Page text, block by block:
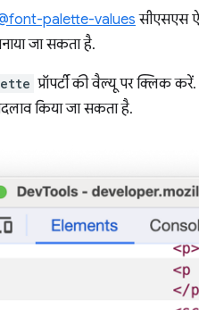
palette-values सीएसएस
जा सकता है.
प्रॉपर्टी की वैल्यू पर क्लिक
किया जा सकता है.